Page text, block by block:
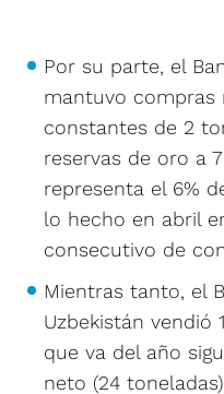
Por su parte, el
mantuvo compras
constantes de 2
reservas de oro a
representa el 6%
lo hecho en abril
consecutivo de
Mientras tanto, el
Uzbekistán vendió
que va del año
neto (24